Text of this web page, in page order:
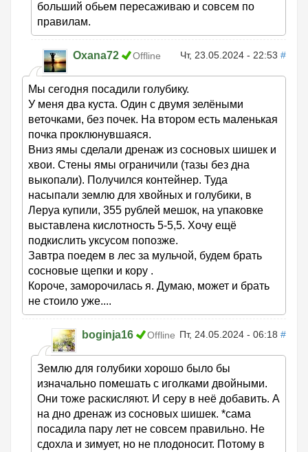
больший обьем пересаживаю и совсем по
правилам.
Oxana72 Offline Чт, 23.05.2024 - 22:53 #
Мы сегодня посадили голубику.
У меня два куста. Один с двумя зелёными
веточками, без почек. На втором есть маленькая
почка проклюнувшаяся.
Вниз ямы сделали дренаж из сосновых шишек и
хвои. Стены ямы ограничили (тазы без дна
выкопали). Получился контейнер. Туда
насыпали землю для хвойных и голубики, в
Леруа купили, 355 рублей мешок, на упаковке
выставлена кислотность 5-5,5. Хочу ещё
подкислить уксусом попозже.
Завтра поедем в лес за мульчой, будем брать
сосновые щепки и кору .
Короче, заморочилась я. Думаю, может и брать
не стоило уже....
boginja16 Offline Пт, 24.05.2024 - 06:18 #
Землю для голубики хорошо было бы
изначально помешать с иголками двойными.
Они тоже раскисляют. И серу в неё добавить. А
на дно дренаж из сосновых шишек. *сама
посадила пару лет не совсем правильно. Не
сдохла и зимует, но не плодоносит. Потому в